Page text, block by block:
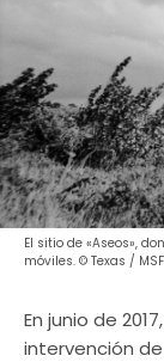
El sitio de «Aseos»,
móviles. © Texas / MSF
En junio de
intervención